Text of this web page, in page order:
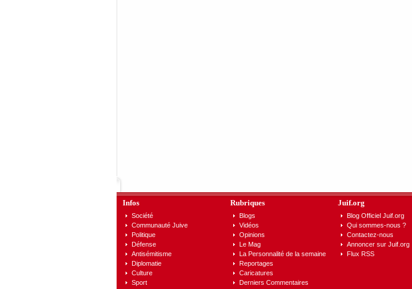
Infos
Société
Communauté Juive
Politique
Défense
Antisémitisme
Diplomatie
Culture
Sport
Rubriques
Blogs
Vidéos
Opinions
Le Mag
La Personnalité de la semaine
Reportages
Caricatures
Derniers Commentaires
Juif.org
Blog Officiel Juif.org
Qui sommes-nous ?
Contactez-nous
Annoncer sur Juif.org
Flux RSS